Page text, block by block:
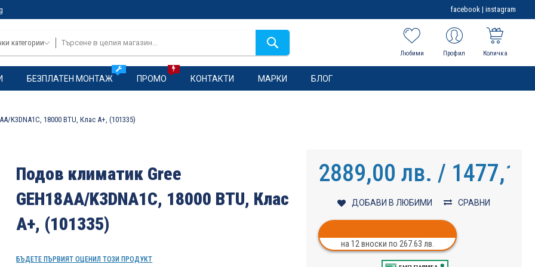
facebook | instagram
категории
Любими Профил Количка
БЕЗПЛАТЕН МОНТАЖ ПРОМО КОНТАКТИ МАРКИ БЛОГ
K3DNA1C, 18000 BTU, Клас A+, (101335)
Подов климатик Gree
GEH18AA/K3DNA1C, 18000 BTU, Клас
A+, (101335)
БЪДЕТЕ ПЪРВИЯТ ОЦЕНИЛ ТОЗИ ПРОДУКТ
2889,00 лв. / 1477,12
ДОБАВИ В ЛЮБИМИ СРАВНИ
на 12 вноски по 267.63 лв.